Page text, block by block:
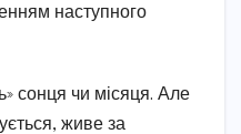
наступного
сонця чи місяця. Але
живе за